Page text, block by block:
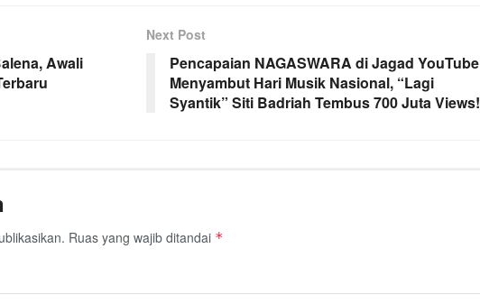
Awali
Next Post
Pencapaian NAGASWARA di Jagad YouTube
Menyambut Hari Musik Nasional, “Lagi
Syantik” Siti Badriah Tembus 700 Juta Views!
Ruas yang wajib ditandai *